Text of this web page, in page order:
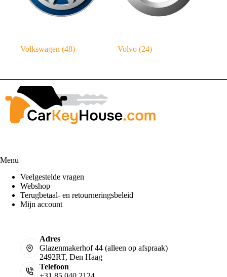
Volkswagen (48) Volvo(24)
Menu
Veelgestelde vragen
Webshop
Terugbetaal- en retourneringsbeleid
Mijn account
Adres
Glazenmakerhof 44 (alleen op afspraak)
2492RT, Den Haag
Telefoon